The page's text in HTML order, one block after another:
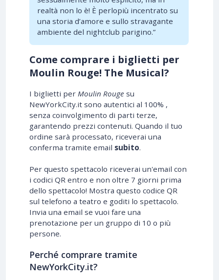
realtà non lo è! È perlopiù incentrato su
una storia d’amore e sullo stravagante
ambiente del nightclub parigino.”
Come comprare i biglietti per
Moulin Rouge! The Musical?
I biglietti per Moulin Rouge su
NewYorkCity.it sono autentici al 100% ,
senza coinvolgimento di parti terze,
garantendo prezzi contenuti. Quando il tuo
ordine sarà processato, riceverai una
conferma tramite email subito.
Per questo spettacolo riceverai un'email con
i codici QR entro e non oltre 7 giorni prima
dello spettacolo! Mostra questo codice QR
sul telefono a teatro e goditi lo spettacolo.
Invia una email se vuoi fare una
prenotazione per un gruppo di 10 o più
persone.
Perché comprare tramite
NewYorkCity.it?